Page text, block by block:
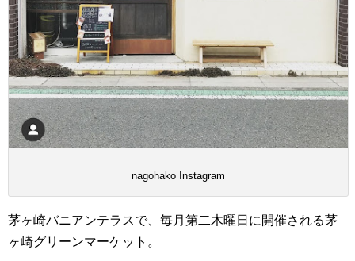
nagohako Instagram
茅ヶ崎バニアンテラスで、毎月第二木曜日に開催される茅
ヶ崎グリーンマーケット。